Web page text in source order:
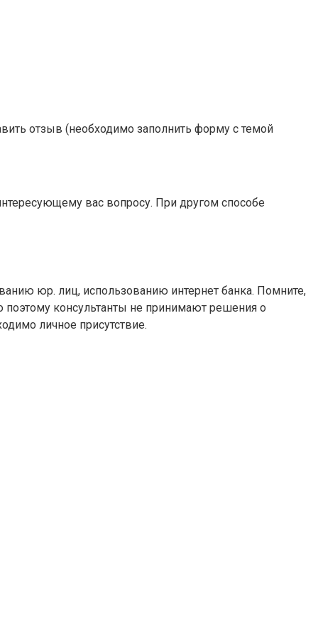
отзыв (необходимо заполнить форму с темой
вас вопросу. При другом способе
юр. лиц, использованию интернет банка. Помните,
поэтому консультанты не принимают решения о
личное присутствие.